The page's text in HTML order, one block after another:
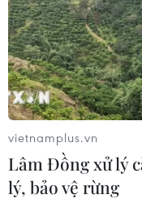
Australia có kế
khẩu hydro hàng
năm 2030 và đặt ra
hydro xuống dưới 2
vietnamplus.vn
Lâm Đồng xử lý
lý, bảo vệ rừng